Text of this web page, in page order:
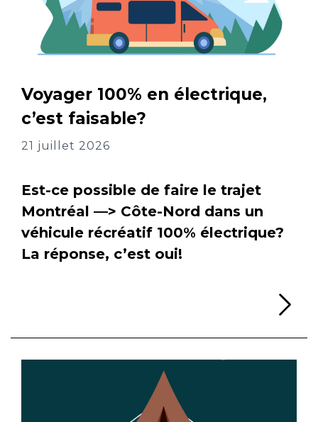
Voyager 100% en électrique,
c’est faisable?
21 juillet 2026
Est-ce possible de faire le trajet
Montréal —> Côte-Nord dans un
véhicule récréatif 100% électrique?
La réponse, c’est oui!